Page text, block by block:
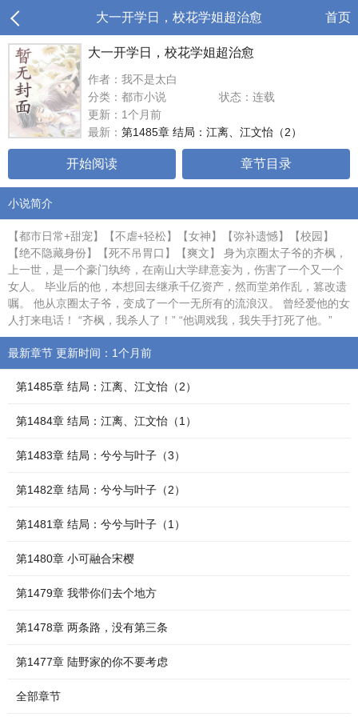
大一开学日，校花学姐超治愈 首页
大一开学日，校花学姐超治愈
作者：我不是太白
分类：都市小说
状态：连载
更新：1个月前
最新： 第1485章 结局：江离、江文怡（2）
开始阅读 章节目录
小说简介
【都市日常+甜宠】【不虐+轻松】【女神】【弥补遗憾】【校园】
【绝不隐藏身份】【死不吊胃口】【爽文】 身为京圈太子爷的齐枫，
上一世，是一个豪门纨绔，在南山大学肆意妄为，伤害了一个又一个
女人。 毕业后的他，本想回去继承千亿资产，然而堂弟作乱，篡改遗
嘱。 他从京圈太子爷，变成了一个一无所有的流浪汉。 曾经爱他的女
人打来电话！ “齐枫，我杀人了！” “他调戏我，我失手打死了他。”
最新章节 更新时间：1个月前
第1485章 结局：江离、江文怡（2）
第1484章 结局：江离、江文怡（1）
第1483章 结局：兮兮与叶子（3）
第1482章 结局：兮兮与叶子（2）
第1481章 结局：兮兮与叶子（1）
第1480章 小可融合宋樱
第1479章 我带你们去个地方
第1478章 两条路，没有第三条
第1477章 陆野家的你不要考虑
全部章节